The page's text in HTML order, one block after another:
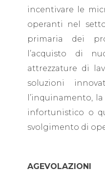
incentivare le
operanti nel
primaria dei
l’acquisto di
attrezzature di
soluzioni
l’inquinamento,
infortunistico o
svolgimento di
AGEVOLAZIONI